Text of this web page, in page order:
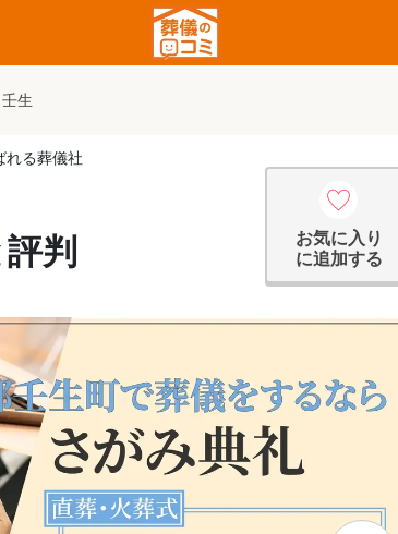
生
れる葬儀社
判
お気に入り
に追加する